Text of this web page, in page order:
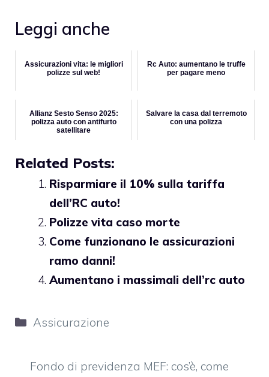
Leggi anche
Assicurazioni vita: le migliori
polizze sul web!
Rc Auto: aumentano le truffe
per pagare meno
Allianz Sesto Senso 2025:
polizza auto con antifurto
satellitare
Salvare la casa dal terremoto
con una polizza
Related Posts:
Risparmiare il 10% sulla tariffa
dell’RC auto!
Polizze vita caso morte
Come funzionano le assicurazioni
ramo danni!
Aumentano i massimali dell’rc auto
Categorie
Assicurazione
Fondo di previdenza MEF: cos’è, come